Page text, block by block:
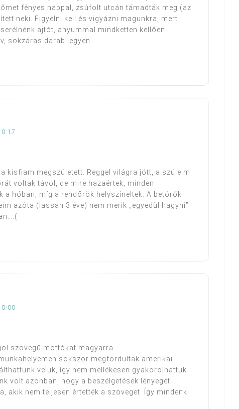
fényes nappal, zsúfolt utcán támadták meg (az
neki. Figyelni kell és vigyázni magunkra, mert
ajtót, anyummal mindketten kellően
sokzáras darab legyen.
kisfiam megszületett. Reggel világra jött, a szüleim
voltak távol, de mire hazaértek, minden
hóban, míg a rendőrök helyszíneltek. A betörők
azóta (lassan 3 éve) nem merik „egyedül hagyni”
szövegű mottókat magyarra.
sokszor megfordultak amerikai
velük, így nem mellékesen gyakorolhattuk
volt azonban, hogy a beszélgetések lényegét
akik nem teljesen értették a szöveget. Így mindenki